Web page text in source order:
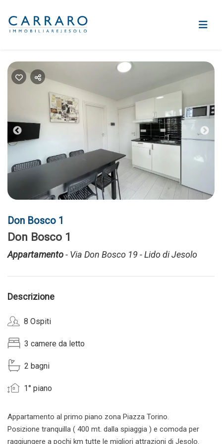
Previous
Don Bosco 1
Don Bosco 1
Appartamento- Via Don Bosco 19 - Lido di Jesolo
Descrizione
8 Ospiti
3 camere da letto
2 bagni
1° piano
Appartamento al primo piano zona Piazza Torino.
Posizione tranquilla ( 400 mt. dalla spiaggia ) e comoda per
raggiungere a pochi km tutte le migliori attrazioni di Jesolo.